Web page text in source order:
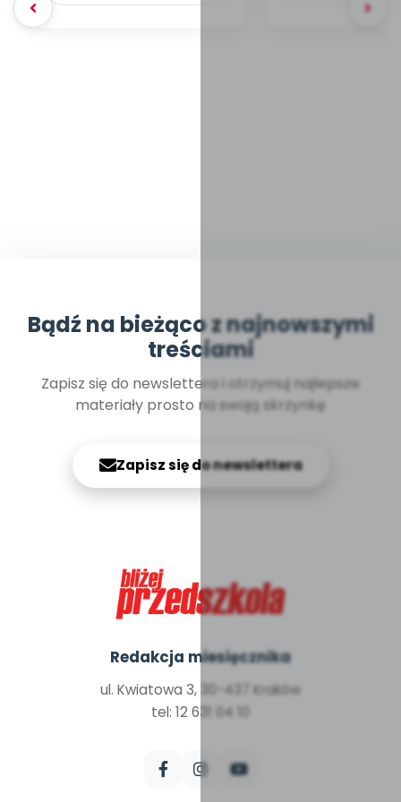
Bądź na bieżąco z najnowszymi
treściami
Zapisz się do newslettera i otrzymuj najlepsze
materiały prosto na swoją skrzynkę
Zapisz się do newslettera
Redakcja miesięcznika
ul. Kwiatowa 3, 30-437 Kraków
tel: 12 631 04 10